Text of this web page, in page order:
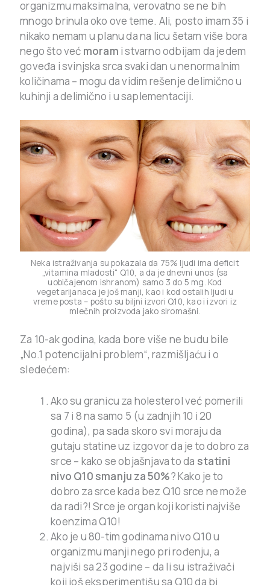
organizmu maksimalna, verovatno se ne bih
mnogo brinula oko ove teme. Ali, posto imam 35 i
nikako nemam u planu da na licu šetam više bora
nego što već moram i stvarno odbijam da jedem
goveđa i svinjska srca svaki dan u nenormalnim
količinama – mogu da vidim rešenje delimično u
kuhinji a delimično i u saplementaciji.
Neka istraživanja su pokazala da 75% ljudi ima deficit
„vitamina mladosti“ Q10, a da je dnevni unos (sa
uobičajenom ishranom) samo 3 do 5 mg. Kod
vegetarijanaca je još manji, kao i kod ostalih ljudi u
vreme posta – pošto su biljni izvori Q10, kao i izvori iz
mlečnih proizvoda jako siromašni.
Za 10-ak godina, kada bore više ne budu bile
„No.1 potencijalni problem“, razmišljaću i o
sledećem:
Ako su granicu za holesterol već pomerili
sa 7 i 8 na samo 5 (u zadnjih 10 i 20
godina), pa sada skoro svi moraju da
gutaju statine uz izgovor da je to dobro za
srce – kako se objašnjava to da statini
nivo Q10 smanju za 50%? Kako je to
dobro za srce kada bez Q10 srce ne može
da radi?! Srce je organ koji koristi najviše
koenzima Q10!
Ako je u 80-tim godinama nivo Q10 u
organizmu manji nego pri rođenju, a
najviši sa 23 godine – da li su istraživači
koji još eksperimentišu sa Q10 da bi